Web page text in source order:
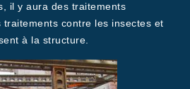
il y aura des traitements
contre les insectes et
à la structure.